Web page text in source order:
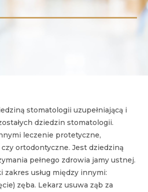
stomatologii uzupełniającą i
dziedzin stomatologii.
leczenie protetyczne,
ortodontyczne. Jest dziedziną
pełnego zdrowia jamy ustnej.
zakres usług między innymi:
zęba. Lekarz usuwa ząb za